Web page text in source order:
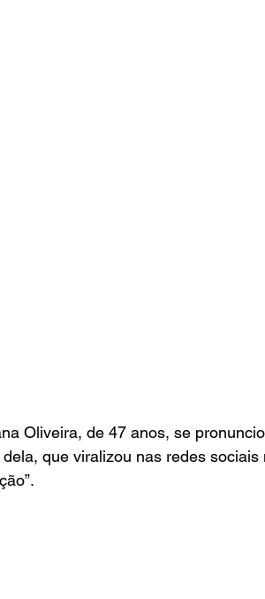
Oliveira, de 47 anos, se
que viralizou nas redes sociais